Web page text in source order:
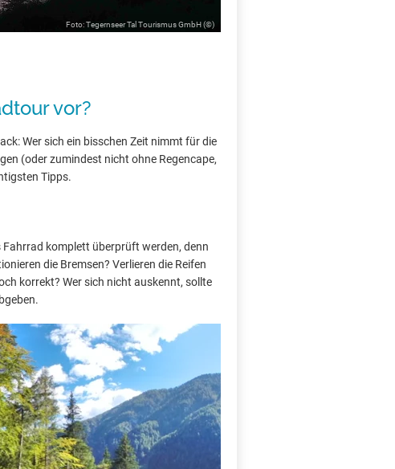
Foto:Tegernseer Tal Tourismus GmbH(©)
vor?
Wer sich ein bisschen Zeit nimmt für die
(oder zumindest nicht ohne Regencape,
Tipps.
komplett überprüft werden, denn
die Bremsen? Verlieren die Reifen
korrekt? Wer sich nicht auskennt, sollte